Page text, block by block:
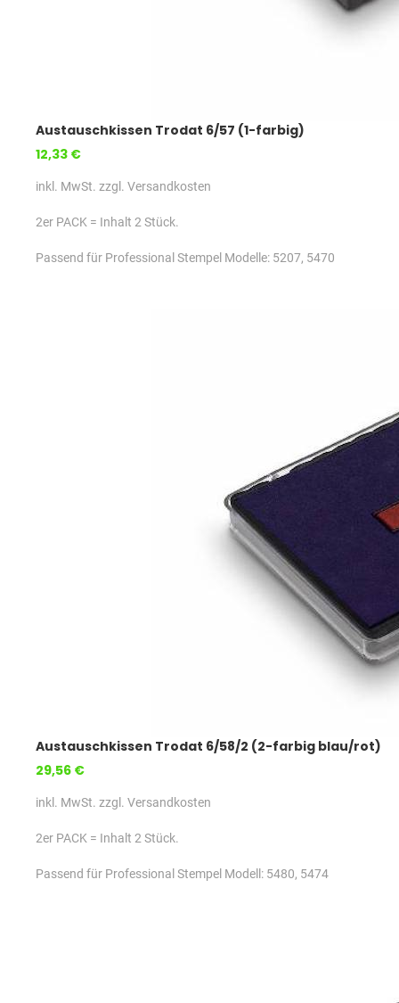
Austauschkissen Trodat 6/57 (1-farbig)
12,33 €
inkl. MwSt. zzgl. Versandkosten
2er PACK = Inhalt 2 Stück.
Passend für Professional Stempel Modelle: 5207, 5470
Austauschkissen Trodat 6/58/2 (2-farbig blau/rot)
29,56 €
inkl. MwSt. zzgl. Versandkosten
2er PACK = Inhalt 2 Stück.
Passend für Professional Stempel Modell: 5480, 5474